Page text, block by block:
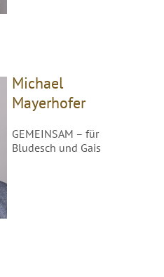
Michael
Mayerhofer
GEMEINSAM – für
Bludesch und Gais